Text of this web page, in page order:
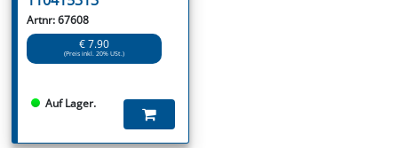
Artnr: 67608
€ 7.90
(Preis inkl. 20% USt.)
Auf Lager.